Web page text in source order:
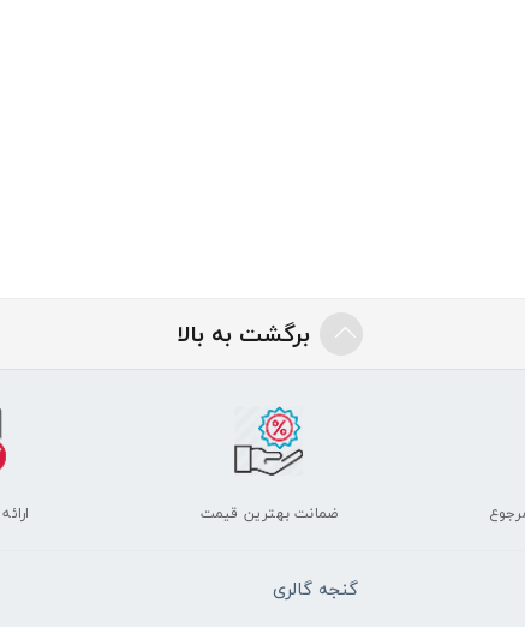
برگشت به بالا
ضمانت بهترین قیمت
گنجه گالری